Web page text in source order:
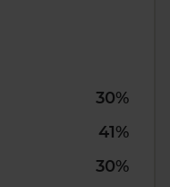
30%
41%
30%